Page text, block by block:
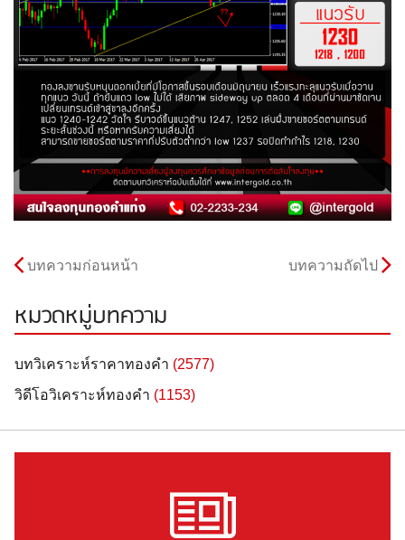
บทความก่อนหน้า บทความถัดไป
หมวดหมู่บทความ
บทวิเคราะห์ราคาทองคำ (2577)
วิดีโอวิเคราะห์ทองคำ (1153)